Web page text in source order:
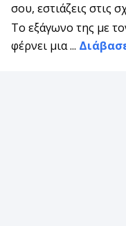
σου, εστιάζεις στις
Το εξάγωνο της με
φέρνει μια ...